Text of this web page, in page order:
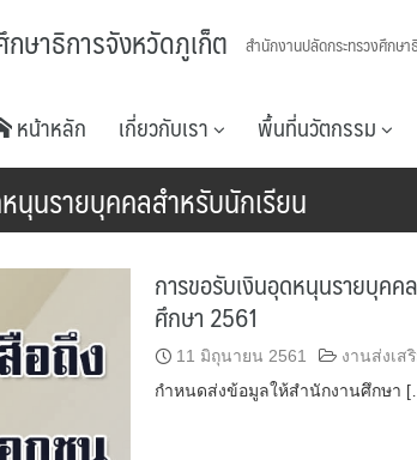
ษาธิการจังหวัดภูเก็ต สำนักงานปลัดกระทรวงศึกษา
หน้าหลัก เกี่ยวกับเรา พื้นที่นวัตกรรม
นุนรายบุคคลสำหรับนักเรียน
การขอรับเงินอุดหนุนรายบุคค
ศึกษา 2561
11 มิถุนายน 2561
งานส่งเส
กำหนดส่งข้อมูลให้สำนักงานศึกษา